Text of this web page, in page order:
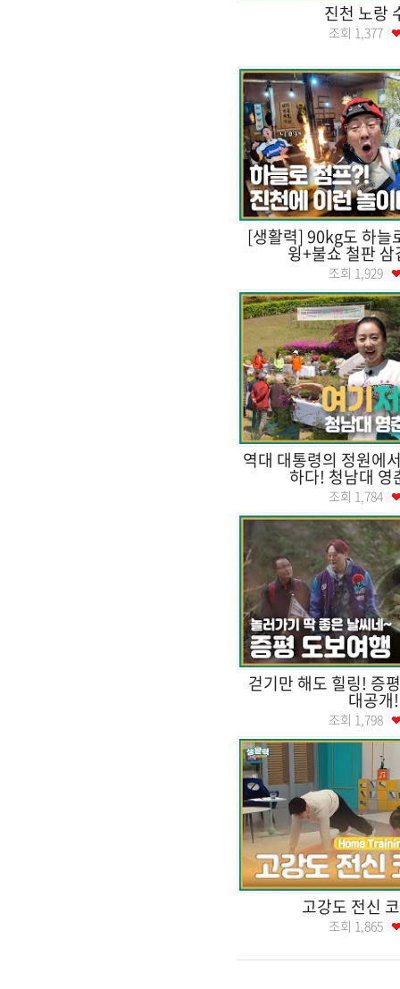
진천 노랑
조회 1,377
[생활력] 90kg도 하늘
윙+불쇼 철판
조회 1,929
역대 대통령의 정원에
하다! 청남대 영
조회 1,784
걷기만 해도 힐링! 증
대공개!
조회 1,798
고강도 전신
조회 1,865